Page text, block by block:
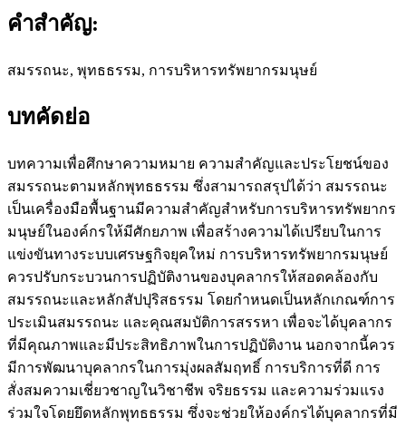
คำสำคัญ:
สมรรถนะ, พุทธธรรม, การบริหารทรัพยากรมนุษย์
บทคัดย่อ
บทความเพื่อศึกษาความหมาย ความสำคัญและประโยชน์ของ
สมรรถนะตามหลักพุทธธรรม ซึ่งสามารถสรุปได้ว่า สมรรถนะ
เป็นเครื่องมือพื้นฐานมีความสำคัญสำหรับการบริหารทรัพยากร
มนุษย์ในองค์กรให้มีศักยภาพ เพื่อสร้างความได้เปรียบในการ
แข่งขันทางระบบเศรษฐกิจยุคใหม่ การบริหารทรัพยากรมนุษย์
ควรปรับกระบวนการปฏิบัติงานของบุคลากรให้สอดคล้องกับ
สมรรถนะและหลักสัปปุริสธรรม โดยกำหนดเป็นหลักเกณฑ์การ
ประเมินสมรรถนะ และคุณสมบัติการสรรหา เพื่อจะได้บุคลากร
ที่มีคุณภาพและมีประสิทธิภาพในการปฏิบัติงาน นอกจากนี้ควร
มีการพัฒนาบุคลากรในการมุ่งผลสัมฤทธิ์ การบริการที่ดี การ
สั่งสมความเชี่ยวชาญในวิชาชีพ จริยธรรม และความร่วมแรง
ร่วมใจโดยยึดหลักพุทธธรรม ซึ่งจะช่วยให้องค์กรได้บุคลากรที่มี